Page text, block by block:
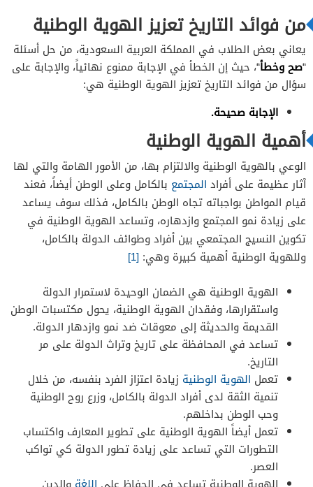
من فوائد التاريخ تعزيز الهوية الوطنية
يعاني بعض الطلاب في المملكة العربية السعودية، من حل أسئلة
“صح وخطأ“، حيث إن الخطأ في الإجابة ممنوع نهائياً، والإجابة على
سؤال من فوائد التاريخ تعزيز الهوية الوطنية هي:
الإجابة صحيحة.
أهمية الهوية الوطنية
الوعي بالهوية الوطنية والالتزام بها، من الأمور الهامة والتي لها
آثار عظيمة على أفراد المجتمع بالكامل وعلى الوطن أيضاً، فعند
قيام المواطن بواجباته تجاه الوطن بالكامل، فذلك سوف يساعد
على زيادة نمو المجتمع وازدهاره، وتساعد الهوية الوطنية في
تكوين النسيج المجتمعي بين أفراد وطوائف الدولة بالكامل،
وللهوية الوطنية أهمية كبيرة وهي: [1]
الهوية الوطنية هي الضمان الوحيدة لاستمرار الدولة
واستقرارها، وفقدان الهوية الوطنية، يحول مكتسبات الوطن
القديمة والحديثة إلى معوقات ضد نمو وازدهار الدولة.
تساعد في المحافظة على تاريخ وتراث الدولة على مر
التاريخ.
تعمل الهوية الوطنية زيادة اعتزاز الفرد بنفسه، من خلال
تنمية الثقة لدى أفراد الدولة بالكامل، وزرع روح الوطنية
وحب الوطن بداخلهم.
تعمل أيضاً الهوية الوطنية على تطوير المعارف واكتساب
التطورات التي تساعد على زيادة تطور الدولة كي تواكب
العصر.